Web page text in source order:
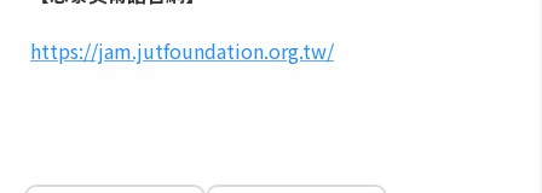
https://jam.jutfoundation.org.tw/